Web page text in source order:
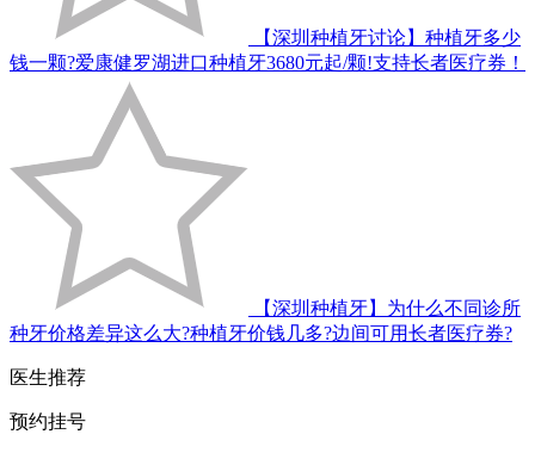
【深圳种植牙讨论】种植牙多少
钱一颗?爱康健罗湖进口种植牙3680元起/颗!支持长者医疗券！
【深圳种植牙】为什么不同诊所
种牙价格差异这么大?种植牙价钱几多?边间可用长者医疗券?
医生推荐
预约挂号